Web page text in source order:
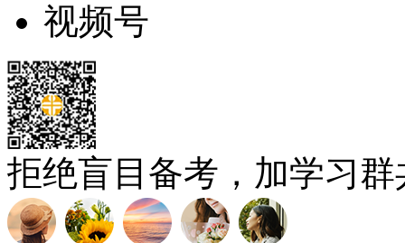
视频号
拒绝盲目备考，加学习